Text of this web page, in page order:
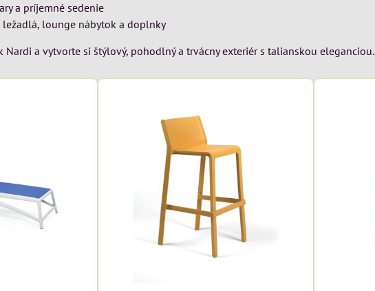
a príjemné sedenie
ležadlá, lounge nábytok a doplnky
Nardi a vytvorte si štýlový, pohodlný a trvácny exteriér s talianskou eleganciou.